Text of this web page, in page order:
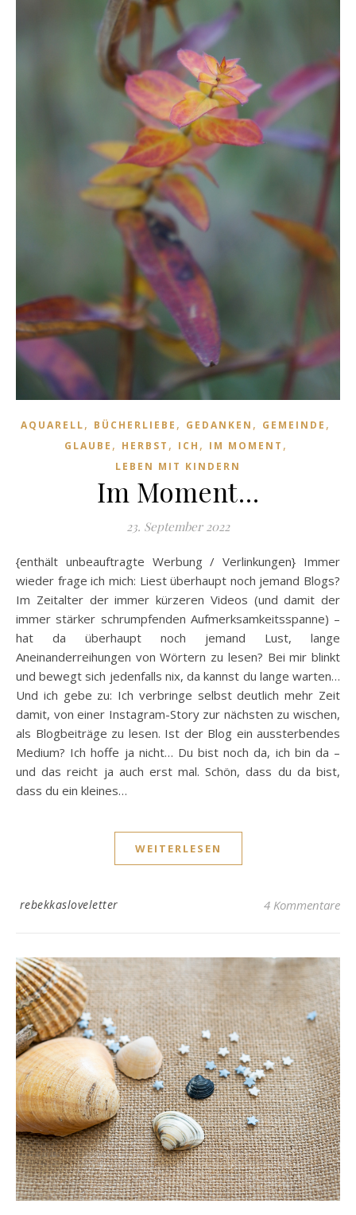
AQUARELL, BÜCHERLIEBE , GEDANKEN , GEMEINDE ,
GLAUBE , HERBST , ICH , IM MOMENT ,
LEBEN MIT KINDERN
Im Moment…
23. September 2022
{enthält unbeauftragte Werbung / Verlinkungen} Immer
wieder frage ich mich: Liest überhaupt noch jemand Blogs?
Im Zeitalter der immer kürzeren Videos (und damit der
immer stärker schrumpfenden Aufmerksamkeitsspanne) –
hat da überhaupt noch jemand Lust, lange
Aneinanderreihungen von Wörtern zu lesen? Bei mir blinkt
und bewegt sich jedenfalls nix, da kannst du lange warten…
Und ich gebe zu: Ich verbringe selbst deutlich mehr Zeit
damit, von einer Instagram-Story zur nächsten zu wischen,
als Blogbeiträge zu lesen. Ist der Blog ein aussterbendes
Medium? Ich hoffe ja nicht… Du bist noch da, ich bin da –
und das reicht ja auch erst mal. Schön, dass du da bist,
dass du ein kleines…
WEITERLESEN
rebekkasloveletter 4 Kommentare